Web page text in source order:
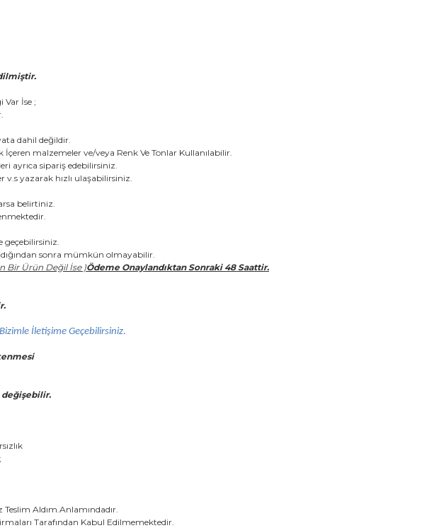
Var İse ;
dahil değildir.
İçeren malzemeler ve/veya Renk Ve Tonlar Kullanılabilir.
ayrıca sipariş edebilirsiniz.
v.s yazarak hızlı ulaşabilirsiniz.
belirtiniz.
geçebilirsiniz.
sonra mümkün olmayabilir.
Bir Ürün Değil İse )Ödeme Onaylandıktan Sonraki 48 Saattir.
İletişime Geçebilirsiniz.
değişebilir.
Teslim Aldım.Anlamındadır.
Tarafından Kabul Edilmemektedir.